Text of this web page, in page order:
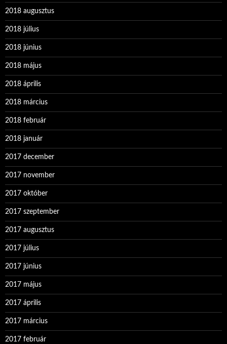
2018 augusztus
2018 július
2018 június
2018 május
2018 április
2018 március
2018 február
2018 január
2017 december
2017 november
2017 október
2017 szeptember
2017 augusztus
2017 július
2017 június
2017 május
2017 április
2017 március
2017 február